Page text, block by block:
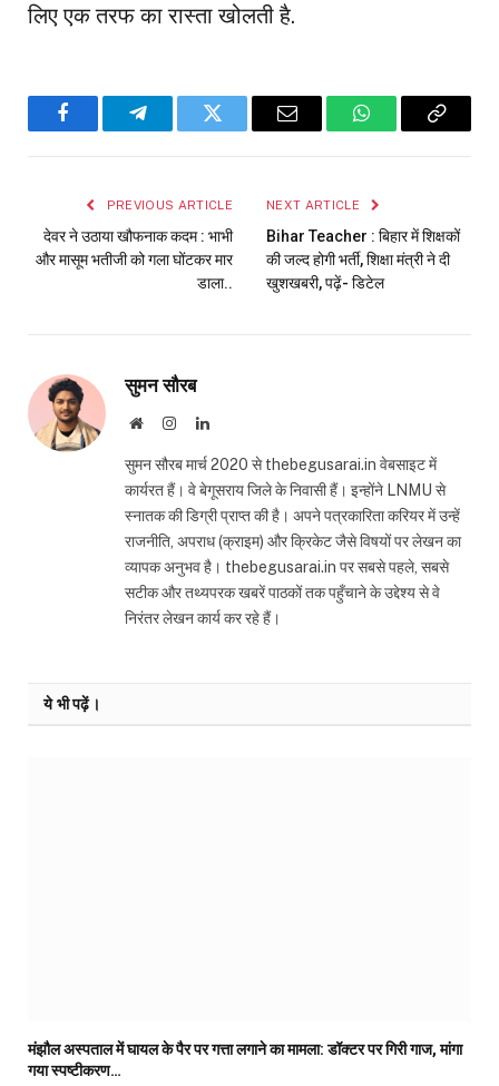
लिए एक तरफ का रास्ता खोलती है.
FacebookTelegramTwitter Email WhatsAppCopy
PREVIOUS ARTICLE
देवर ने उठाया खौफनाक कदम : भाभी
और मासूम भतीजी को गला घोंटकर मार
डाला..
NEXT ARTICLE
Bihar Teacher : बिहार में शिक्षकों
की जल्द होगी भर्ती, शिक्षा मंत्री ने दी
खुशखबरी, पढ़ें- डिटेल
सुमन सौरब
WebsiteInstagramLinkedIn
सुमन सौरब मार्च 2020 से thebegusarai.in वेबसाइट में
कार्यरत हैं। वे बेगूसराय जिले के निवासी हैं। इन्होंने LNMU से
स्नातक की डिग्री प्राप्त की है। अपने पत्रकारिता करियर में उन्हें
राजनीति, अपराध (क्राइम) और क्रिकेट जैसे विषयों पर लेखन का
व्यापक अनुभव है। thebegusarai.in पर सबसे पहले, सबसे
सटीक और तथ्यपरक खबरें पाठकों तक पहुँचाने के उद्देश्य से वे
निरंतर लेखन कार्य कर रहे हैं।
ये भी पढ़ें।
मंझौल अस्पताल में घायल के पैर पर गत्ता लगाने का मामला: डॉक्टर पर गिरी गाज, मांगा
गया स्पष्टीकरण…